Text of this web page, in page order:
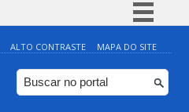
Simplifique!
Comunica BR
Participe
ALTO CONTRASTE MAPA DO SITE